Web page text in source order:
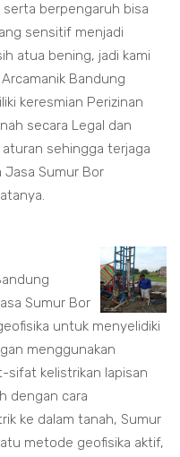
berpengaruh bisa
sensitif menjadi
atua bening, jadi kami
Bandung
keresmian Perizinan
secara Legal dan
sehingga terjaga
Sumur Bor
Sumur Bor
untuk menyelidiki
menggunakan
sifat kelistrikan lapisan
dengan cara
ke dalam tanah, Sumur
metode geofisika aktif,